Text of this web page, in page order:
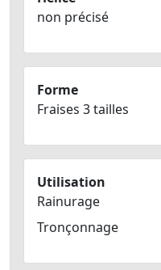
non précisé
Forme
Fraises 3 tailles
Utilisation
Rainurage
Tronçonnage